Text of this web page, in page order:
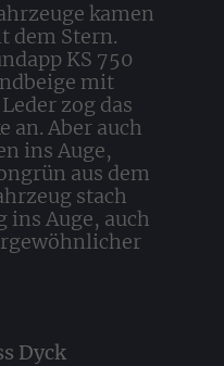
kamen
dem Stern.
KS 750
mit
zog das
an. Aber auch
ins Auge,
aus dem
stach
ins Auge, auch
Dyck